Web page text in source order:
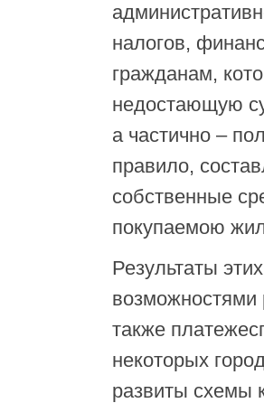
налогов,
гражданам,
недостающую
а частично –
правило,
собственные
покупаемою
Результаты
возможностями
также
некоторых
развиты схемы